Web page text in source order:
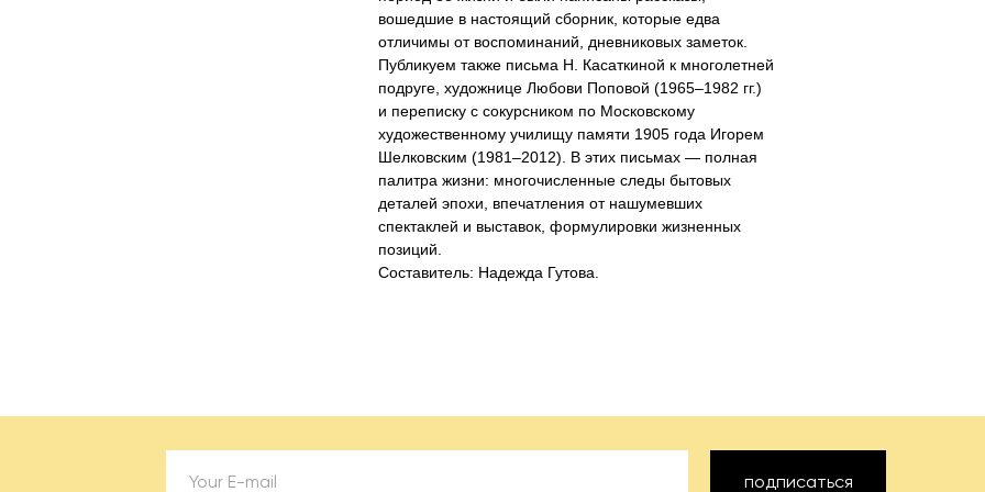
вошедшие в настоящий сборник, которые едва
отличимы от воспоминаний, дневниковых заметок.
Публикуем также письма Н. Касаткиной к многолетней
подруге, художнице Любови Поповой (1965–1982 гг.)
и переписку с сокурсником по Московскому
художественному училищу памяти 1905 года Игорем
Шелковским (1981–2012). В этих письмах — полная
палитра жизни: многочисленные следы бытовых
деталей эпохи, впечатления от нашумевших
спектаклей и выставок, формулировки жизненных
позиций.
Составитель: Надежда Гутова.
подписаться